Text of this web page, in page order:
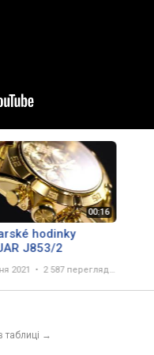
hodinky
J853/2
2021 2 587 переглядів
таблиці →